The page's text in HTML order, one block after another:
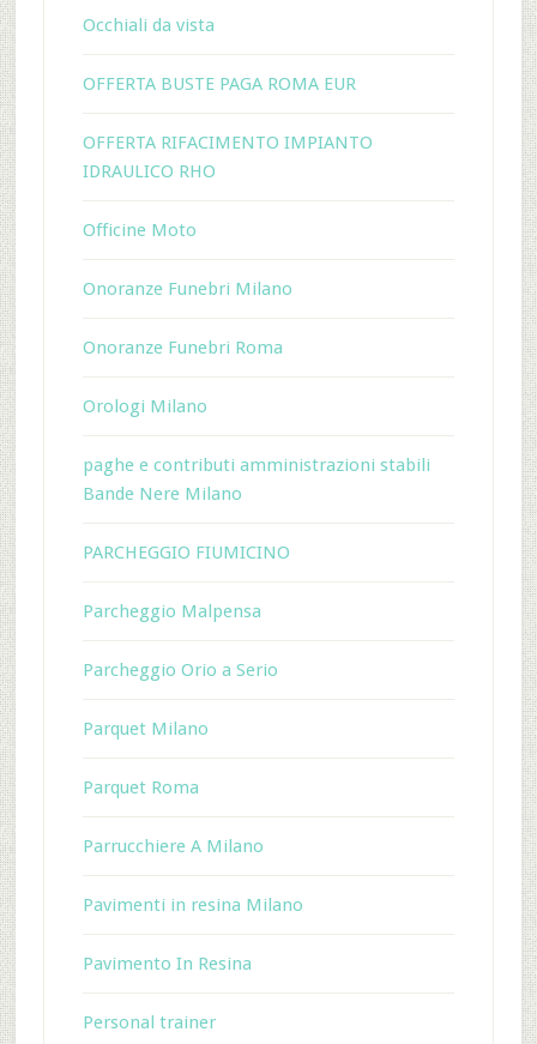
Occhiali da vista
OFFERTA BUSTE PAGA ROMA EUR
OFFERTA RIFACIMENTO IMPIANTO
IDRAULICO RHO
Officine Moto
Onoranze Funebri Milano
Onoranze Funebri Roma
Orologi Milano
paghe e contributi amministrazioni stabili
Bande Nere Milano
PARCHEGGIO FIUMICINO
Parcheggio Malpensa
Parcheggio Orio a Serio
Parquet Milano
Parquet Roma
Parrucchiere A Milano
Pavimenti in resina Milano
Pavimento In Resina
Personal trainer